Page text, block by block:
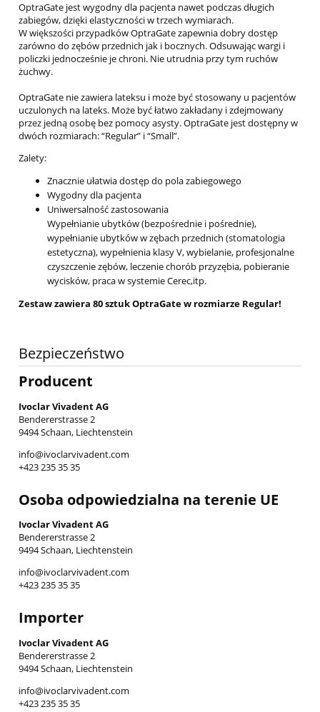
OptraGate jest wygodny dla pacjenta nawet podczas długich
zabiegów, dzięki elastyczności w trzech wymiarach.
W większości przypadków OptraGate zapewnia dobry dostęp
zarówno do zębów przednich jak i bocznych. Odsuwając wargi i
policzki jednocześnie je chroni. Nie utrudnia przy tym ruchów
żuchwy.
OptraGate nie zawiera lateksu i może być stosowany u pacjentów
uczulonych na lateks. Może być łatwo zakładany i zdejmowany
przez jedną osobę bez pomocy asysty. OptraGate jest dostępny w
dwóch rozmiarach: “Regular” i “Small”.
Zalety:
Znacznie ułatwia dostęp do pola zabiegowego
Wygodny dla pacjenta
Uniwersalność zastosowania
Wypełnianie ubytków (bezpośrednie i pośrednie),
wypełnianie ubytków w zębach przednich (stomatologia
estetyczna), wypełnienia klasy V, wybielanie, profesjonalne
czyszczenie zębów, leczenie chorób przyzębia, pobieranie
wycisków, praca w systemie Cerec,itp.
Zestaw zawiera 80 sztuk OptraGate w rozmiarze Regular!
Bezpieczeństwo
Producent
Ivoclar Vivadent AG
Bendererstrasse 2
9494 Schaan, Liechtenstein
info@ivoclarvivadent.com
+423 235 35 35
Osoba odpowiedzialna na terenie UE
Ivoclar Vivadent AG
Bendererstrasse 2
9494 Schaan, Liechtenstein
info@ivoclarvivadent.com
+423 235 35 35
Importer
Ivoclar Vivadent AG
Bendererstrasse 2
9494 Schaan, Liechtenstein
info@ivoclarvivadent.com
+423 235 35 35